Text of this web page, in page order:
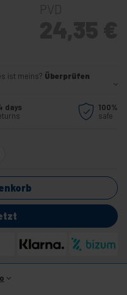
ist meins? Überprüfen
days
100%
safe